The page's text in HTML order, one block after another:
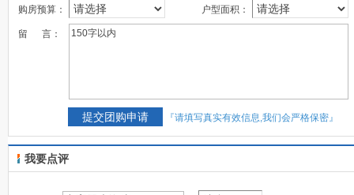
购房预算： 户型面积：
留 言：
『请填写真实有效信息,我们会严格保密』
我要点评